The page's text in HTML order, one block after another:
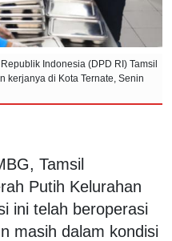
Indonesia (DPD RI) Tamsil
kerjanya di Kota Ternate, Senin
Tamsil
Putih Kelurahan
ini telah beroperasi
masih dalam kondisi